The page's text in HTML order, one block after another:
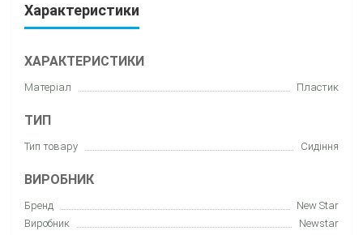
Характеристики
ХАРАКТЕРИСТИКИ
Матеріал Пластик
ТИП
Тип товару Сидіння
ВИРОБНИК
Бренд
New Star
Виробник
Newstar